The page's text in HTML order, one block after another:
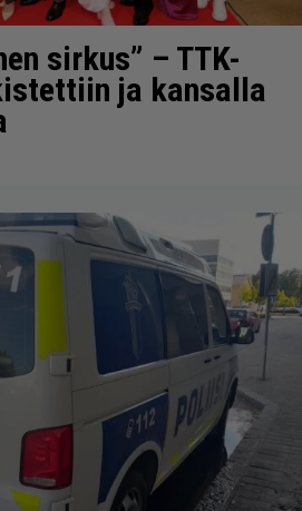
sirkus” – TTK-
ja kansalla